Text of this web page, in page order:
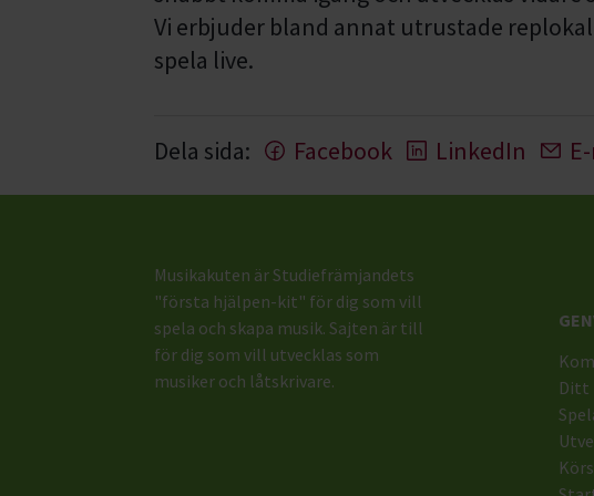
Vi erbjuder bland annat utrustade
spela live.
Dela sida: Facebook LinkedIn
Musikakuten är Studiefrämjandets
"första hjälpen-kit" för dig som vill
spela och skapa musik. Sajten är till
för dig som vill utvecklas som
musiker och låtskrivare.
Ditt